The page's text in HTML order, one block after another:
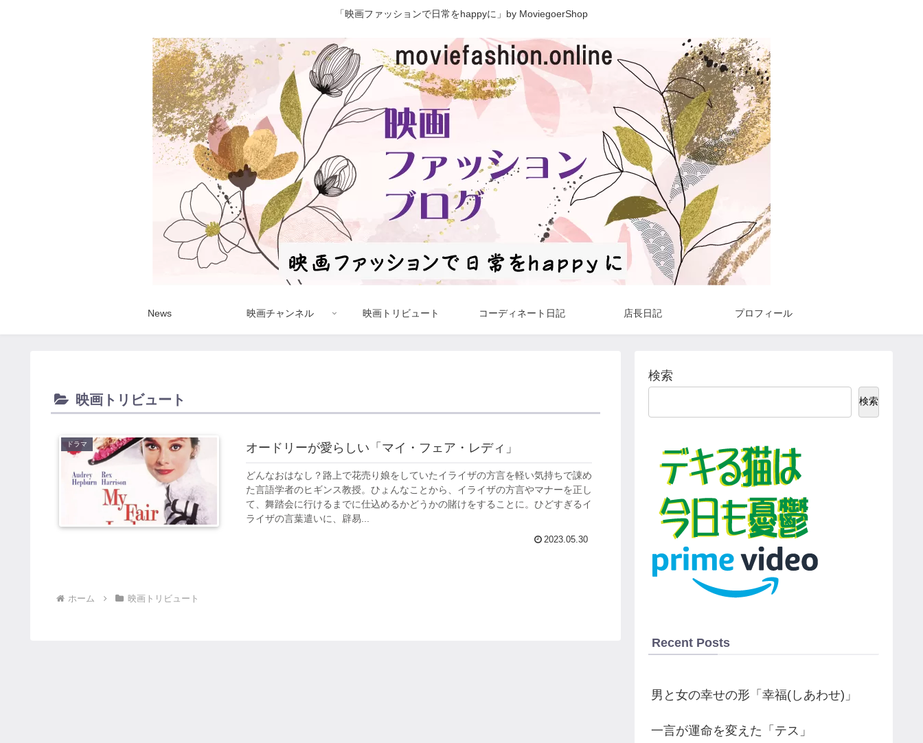
「映画ファッションで日常をhappyに」by MoviegoerShop
News 映画チャンネル 映画トリビュート コーディネート日記 店長日記 プロフィール
映画トリビュート
ドラマ オードリーが愛らしい「マイ・フェア・レディ」
どんなおはなし？路上で花売り娘をしていたイライザの方言を軽い気持ちで諌め
た言語学者のヒギンス教授。ひょんなことから、イライザの方言やマナーを正し
て、舞踏会に行けるまでに仕込めるかどうかの賭けをすることに。ひどすぎるイ
ライザの言葉遣いに、辟易...
2023.05.30
ホーム 映画トリビュート
検索
検索
Recent Posts
男と女の幸せの形「幸福(しあわせ)」
一言が運命を変えた「テス」